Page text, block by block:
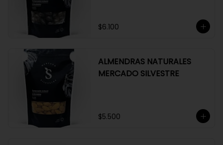
$6.100
ALMENDRAS NATURALES
MERCADO SILVESTRE
$5.500